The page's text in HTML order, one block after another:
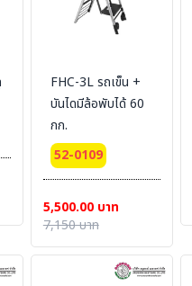
FHC-3L รถเข็น +
บันไดมีล้อพับได้ 60
กก.
52-0109
5,500.00 บาท
7,150 บาท